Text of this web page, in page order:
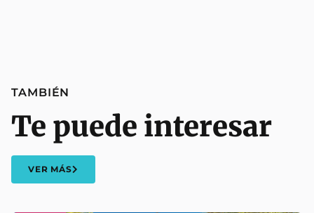
TAMBIÉN
Te puede interesar
VER MÁS